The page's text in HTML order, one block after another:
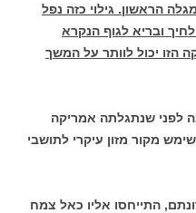
הראשון. גילוי כזה נפל
ובריא לגוף הנקרא
הזו יכול לוותר על המשך
לפני שנתגלתה אמריקה
מקור מזון עיקרי לתושבי
התייחסו אליו כאל צמח